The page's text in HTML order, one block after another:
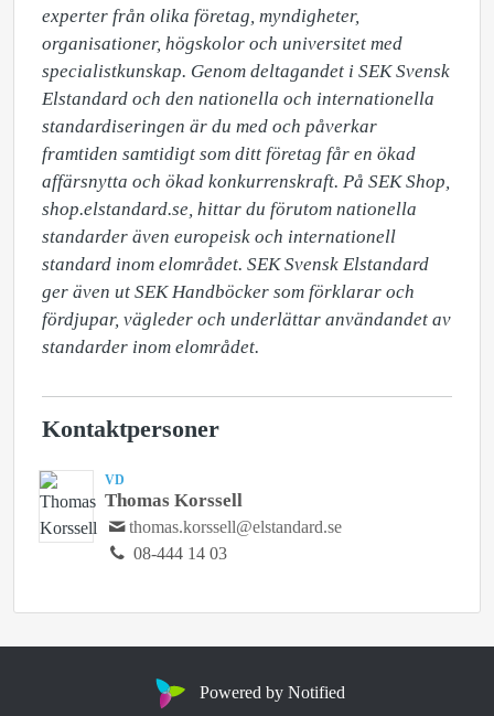
experter från olika företag, myndigheter,
organisationer, högskolor och universitet med
specialistkunskap. Genom deltagandet i SEK Svensk
Elstandard och den nationella och internationella
standardiseringen är du med och påverkar
framtiden samtidigt som ditt företag får en ökad
affärsnytta och ökad konkurrenskraft. På SEK Shop,
shop.elstandard.se, hittar du förutom nationella
standarder även europeisk och internationell
standard inom elområdet. SEK Svensk Elstandard
ger även ut SEK Handböcker som förklarar och
fördjupar, vägleder och underlättar användandet av
standarder inom elområdet.
Kontaktpersoner
VD
Thomas Korssell
thomas.korssell@elstandard.se
08-444 14 03
Powered by Notified